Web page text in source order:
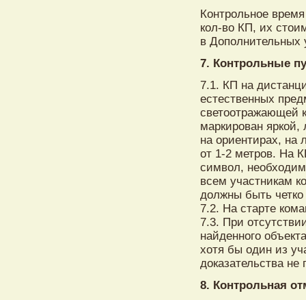
Контрольное
кол-во КП, их
в Дополнительных
7. Контрольные
7.1. КП на
естественных
светоотражающей
маркирован
на ориентирах, на
от 1-2 метров. На
символ,
всем участникам
должны быть
7.2. На старте
7.3. При
найденного
хотя бы один из
доказательства
8. Контрольная